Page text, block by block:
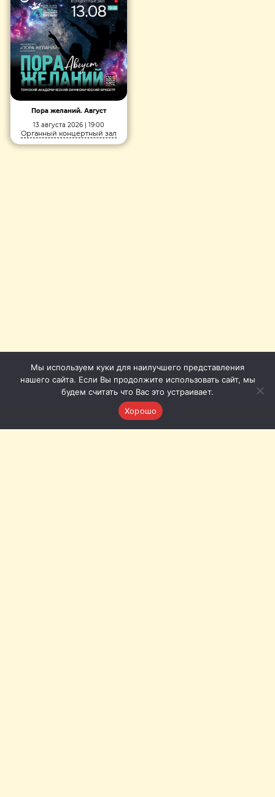
Пора желаний. Август
13 августа 2026 | 19:00
Органный концертный зал
Мы используем куки для наилучшего представления
нашего сайта. Если Вы продолжите использовать сайт, мы
будем считать что Вас это устраивает.
Хорошо